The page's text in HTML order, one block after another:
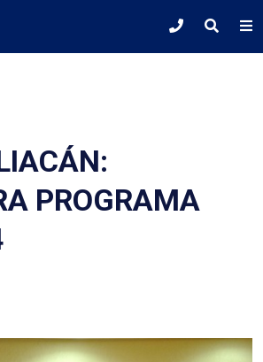
PROGRAMA